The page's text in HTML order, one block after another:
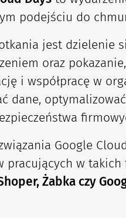
podejściu do
jest dzielenie
oraz
i współpracę w
dane,
Google
pracujących w takich
Żabka czy